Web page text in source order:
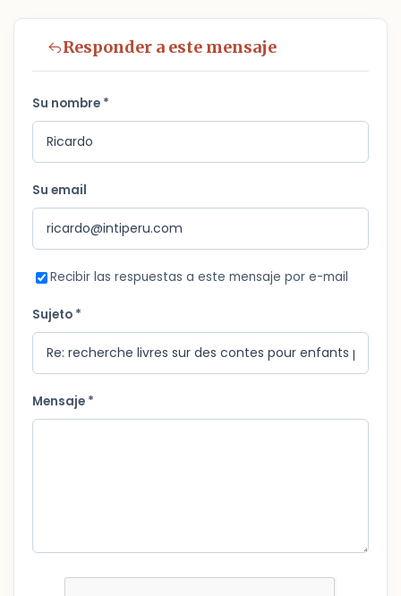
Responder a este mensaje
Su nombre *
Su email
Recibir las respuestas a este mensaje por e-mail
Sujeto *
Mensaje *